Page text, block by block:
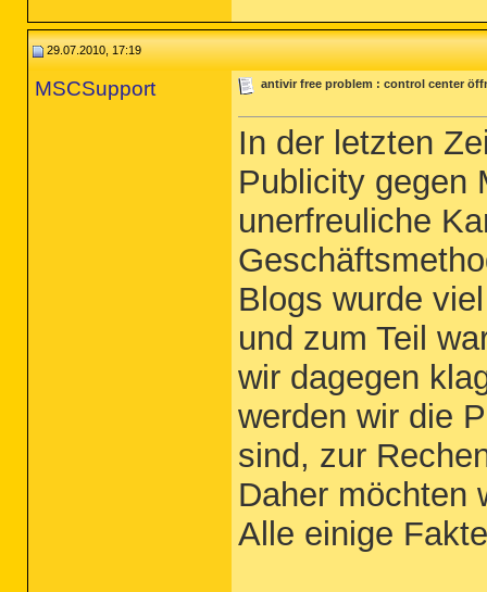
29.07.2010, 17:19
MSCSupport antivir free problem : control center
In der letzten
Publicity gegen
unerfreuliche
Blogs wurde
und zum Teil
wir dagegen
werden wir die
sind, zur
Daher möchten
Alle einige